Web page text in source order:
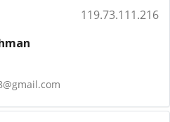
119.73.111.216